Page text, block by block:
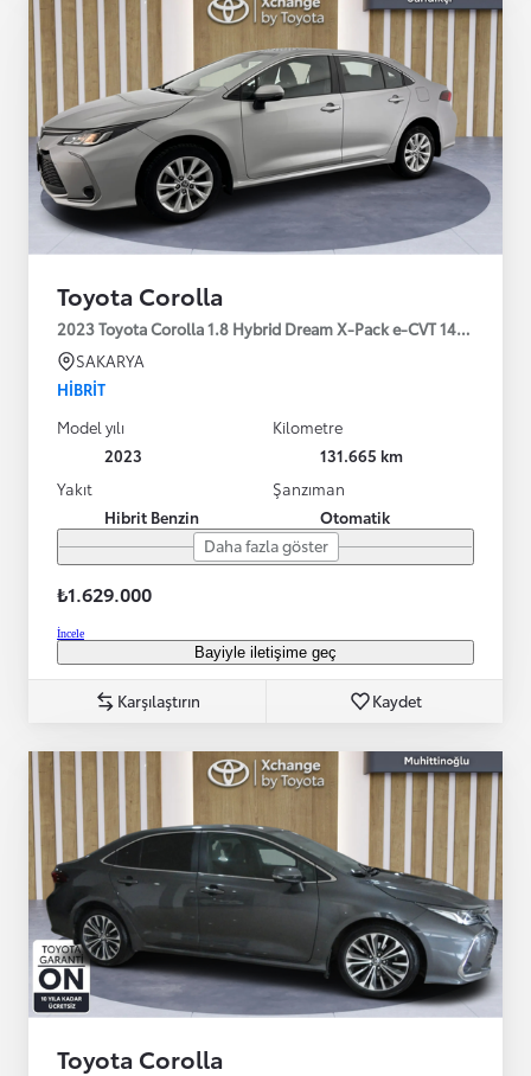
Toyota Corolla
2023 Toyota Corolla 1.8 Hybrid Dream X-Pack e-CVT 140HP
SAKARYA
HIBRIT
Model yılı
2023
Kilometre
131.665 km
Yakıt
Hibrit Benzin
Şanzıman
Otomatik
Daha fazla göster
₺1.629.000
İncele
Bayiyle iletişime geç
Karşılaştırın Kaydet
Toyota Corolla